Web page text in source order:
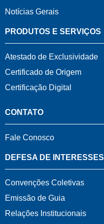
Notícias Gerais
PRODUTOS E SERVIÇOS
Atestado de Exclusividade
Certificado de Origem
Certificação Digital
CONTATO
Fale Conosco
DEFESA DE INTERESSES
Convenções Coletivas
Emissão de Guia
Relações Institucionais